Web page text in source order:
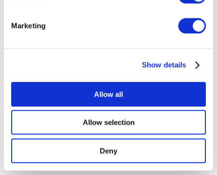
Marketing
Show details
Allow all
Allow selection
Deny